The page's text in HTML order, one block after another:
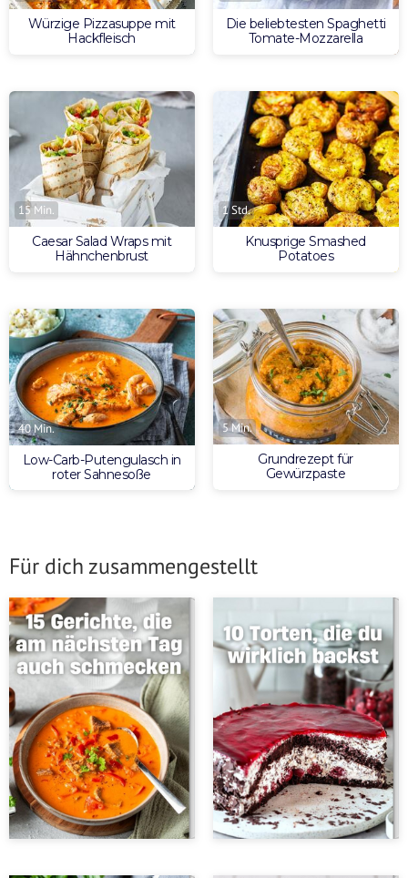
Würzige Pizzasuppe mit
Hackfleisch
Die beliebtesten Spaghetti
Tomate-Mozzarella
15 Min.
Caesar Salad Wraps mit
Hähnchenbrust
1 Std.
Knusprige Smashed
Potatoes
40 Min.
Low-Carb-Putengulasch in
roter Sahnesoße
5 Min.
Grundrezept für
Gewürzpaste
Für dich zusammengestellt